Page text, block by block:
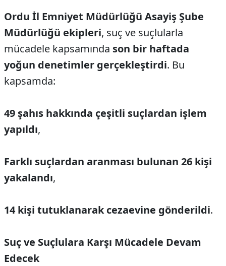
Ordu İl Emniyet Müdürlüğü Asayiş Şube
Müdürlüğü ekipleri, suç ve suçlularla
mücadele kapsamında son bir haftada
yoğun denetimler gerçekleştirdi. Bu
kapsamda:
49 şahıs hakkında çeşitli suçlardan işlem
yapıldı,
Farklı suçlardan aranması bulunan 26 kişi
yakalandı,
14 kişi tutuklanarak cezaevine gönderildi.
Suç ve Suçlulara Karşı Mücadele Devam
Edecek